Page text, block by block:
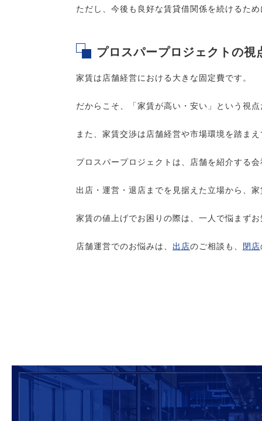
ただし、今後も良好な賃貸借関係を続けるた
プロスパープロジェクトの視
家賃は店舗経営における大きな固定費です。
だからこそ、「家賃が高い・安い」という視
また、家賃交渉は店舗経営や市場環境を踏ま
プロスパープロジェクトは、店舗を紹介する
出店・運営・退店までを見据えた立場から、
家賃の値上げでお困りの際は、一人で悩まず
店舗運営でのお悩みは、 出店のご相談も、 閉店